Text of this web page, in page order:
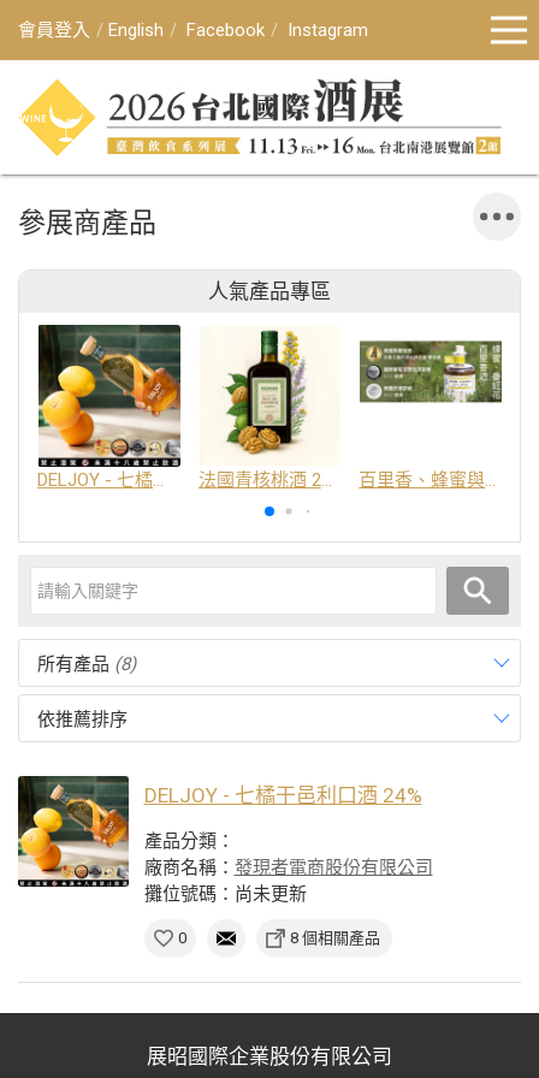
會員登入 English Facebook Instagram
參展商產品
人氣產品專區
DELJOY - 七橘干邑利口酒 24% 法國青核桃酒 25% 百里香、蜂蜜與番紅花酒
所有產品 (8)
依推薦排序
DELJOY - 七橘干邑利口酒 24%
產品分類：
廠商名稱： 發現者電商股份有限公司
攤位號碼：尚未更新
0 8 個相關產品
展昭國際企業股份有限公司